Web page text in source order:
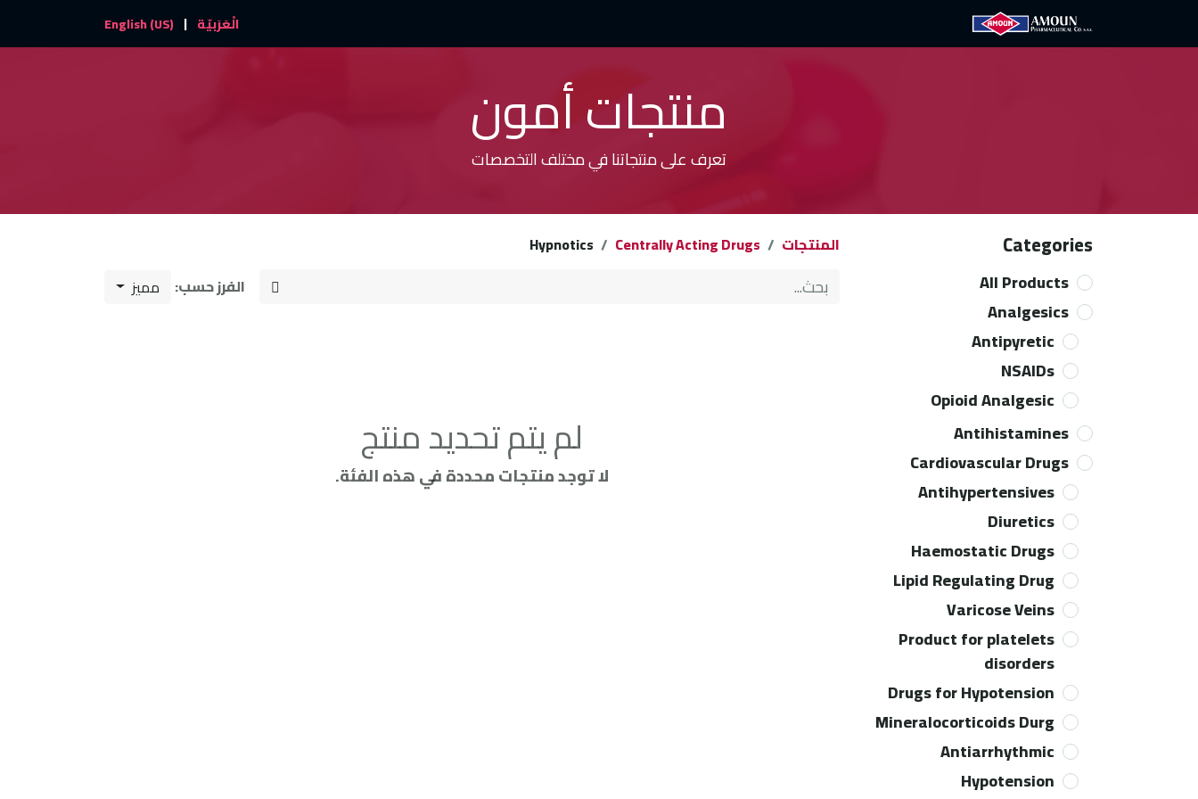
الْعَرَبيّة |
English (US)
منتجات أمون
تعرف على منتجاتنا في مختلف التخصصات
Categories
All Products
Analgesics
Antipyretic
NSAIDs​
Opioid Analgesic
Antihistamines
Cardiovascular Drugs
Antihypertensives
Diuretics
Haemostatic Drugs
Lipid Regulating Drug
Varicose Veins
Product for platelets
disorders​
Drugs for Hypotension
Mineralocorticoids Durg
Antiarrhythmic
Hypotension
المنتجات Centrally Acting Drugs
Hypnotics​
الفرز حسب:
مميز
لم يتم تحديد منتج
لا توجد منتجات محددة في هذه الفئة.